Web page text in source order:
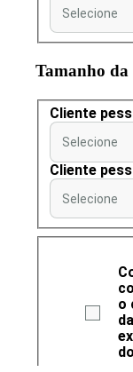
Selecione
Tamanho da
Cliente
Selecione
Cliente
Selecione
o